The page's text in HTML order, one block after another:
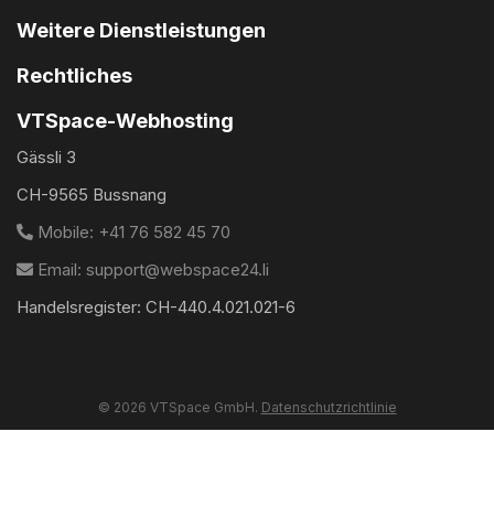
Weitere Dienstleistungen
Rechtliches
VTSpace-Webhosting
Gässli 3
CH-9565 Bussnang
Mobile: +41 76 582 45 70
Email: support@webspace24.li
Handelsregister: CH-440.4.021.021-6
© 2026 VTSpace GmbH. Datenschutzrichtlinie